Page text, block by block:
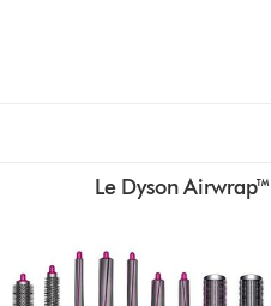
Le Dyson Airwrap™